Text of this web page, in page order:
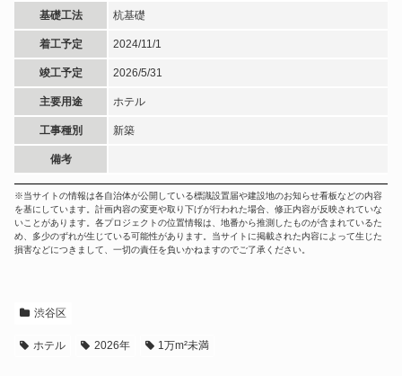
基礎工法 杭基礎
着工予定 2024/11/1
竣工予定 2026/5/31
主要用途 ホテル
工事種別 新築
備考
※当サイトの情報は各自治体が公開している標識設置届や建設地のお知らせ看板などの内容
を基にしています。計画内容の変更や取り下げが行われた場合、修正内容が反映されていな
いことがあります。各プロジェクトの位置情報は、地番から推測したものが含まれているた
め、多少のずれが生じている可能性があります。当サイトに掲載された内容によって生じた
損害などにつきまして、一切の責任を負いかねますのでご了承ください。
渋谷区
ホテル 2026年 1万m²未満